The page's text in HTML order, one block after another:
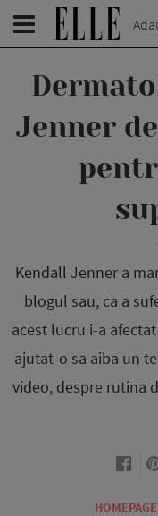
Jenner
Kendall Jenner a
blogul sau, ca a
acest lucru i-a
ajutat-o sa aiba un
video, despre rutina
HOMEPAGE